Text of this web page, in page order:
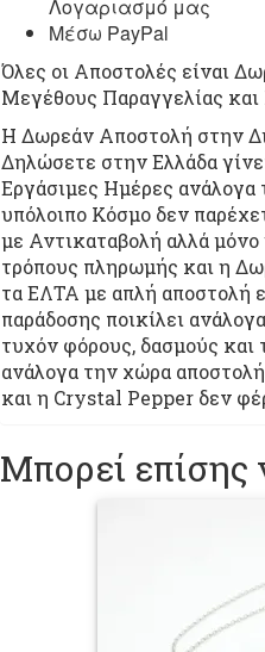
Λογαριασμό μας
Μέσω PayPal
Όλες οι Αποστολές είναι
Μεγέθους Παραγγελίας
Η Δωρεάν Αποστολή στην
Δηλώσετε στην Ελλάδα
Εργάσιμες Ημέρες ανάλογα
υπόλοιπο Κόσμο δεν
με Αντικαταβολή αλλά
τρόπους πληρωμής και η
τα ΕΛΤΑ με απλή αποστολή
παράδοσης ποικίλει
τυχόν φόρους, δασμούς και
ανάλογα την χώρα
και η Crystal Pepper δεν
Μπορεί επίσης